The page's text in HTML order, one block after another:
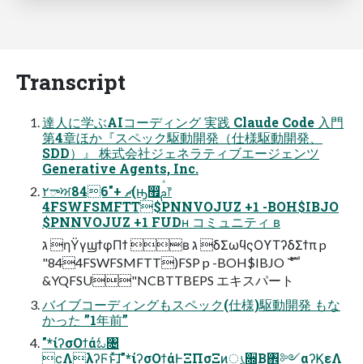
Transcript
達人に学ぶAIコーディング 実践 Claude Code 入門
第4章ほか『スペック駆動開発（仕様駆動開発、
SDD）』 株式会社ジェネラティブエージェンツ
Generative Agents, Inc.
٢ాਅޗ +"846(ԣ඿ࢧ෦
4FSWFSMFTT$PNNVOJUZ +1 -BOH$IBJO
$PNNVOJUZ +1 FUDʜ コミュニティ ʙ
ג ηΫγϣϯφΠϯ ʙ ג δΣωϥςΟϒΤʔδΣϯπ p
"844FSWFSMFTT)FSP p -BOH$IBJO ެࣜ
&YQFSU"NCBTTBEPS エキスパート
バイブコーディングもスペック(仕様)駆動開発 もな
かった ”1年前”
"*ίʔσΟϯάಓ৔
ϲ݄ΛλʔϜͱͯ͠ɺ"*ίʔσΟϯάͰΞΠσΞͷൃ૝͔Β঎༻αʔϏεΛ